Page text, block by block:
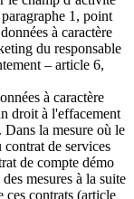
1, point
à caractère
du responsable
– article 6,
à caractère
droit à l'effacement
la mesure où le
contrat de services
de compte démo
mesures à la suite
ces contrats (article